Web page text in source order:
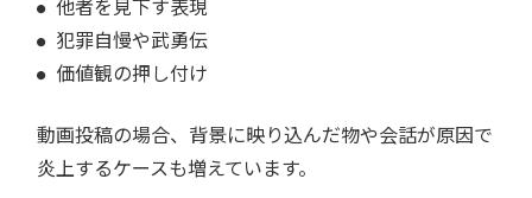
他者を見下す表現
犯罪自慢や武勇伝
価値観の押し付け
動画投稿の場合、背景に映り込んだ物や会話が原因で
炎上するケースも増えています。